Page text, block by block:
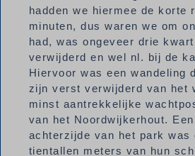
hadden we hiermee de
minuten, dus waren we om
had, was ongeveer drie
verwijderd en wel nl. bij de
Hiervoor was een wandeling
zijn verst verwijderd van het
minst aantrekkelijke
van het Noordwijkerhout.
achterzijde van het park
tientallen meters van hun